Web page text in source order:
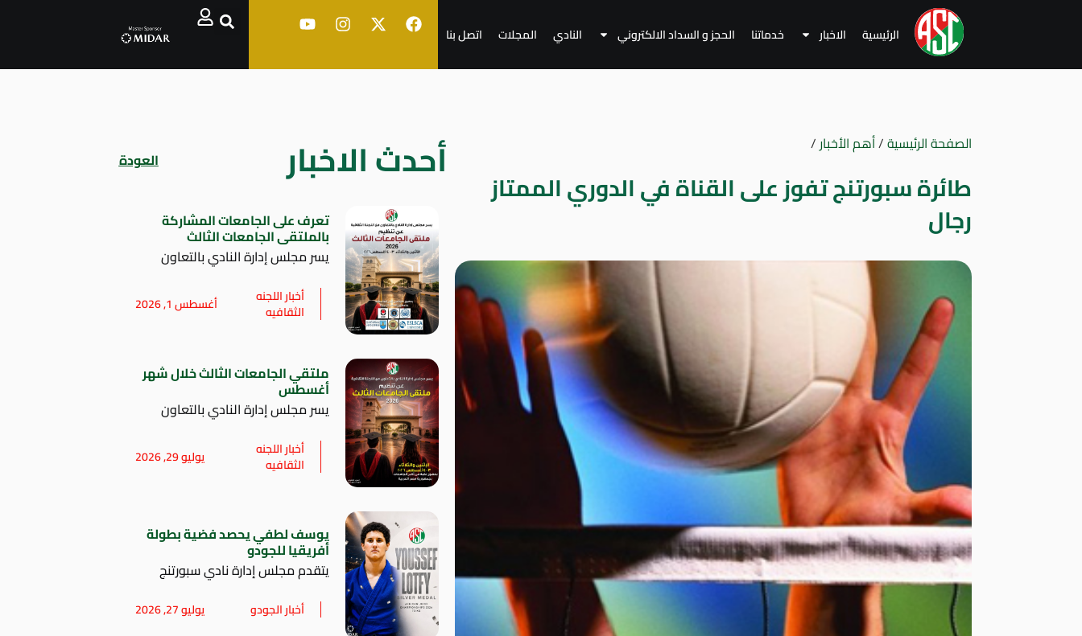
الرئيسية الاخبار خدماتنا الحجز و السداد الالكتروني النادي المجلات اتصل بنا
الصفحة الرئيسية/أهم الأخبار/
طائرة سبورتنج تفوز على القناة في الدوري الممتاز
رجال
أحدث الاخبار العودة
تعرف على الجامعات المشاركة
بالملتقى الجامعات الثالث
يسر مجلس إدارة النادي بالتعاون
أخبار اللجنه
الثقافيه أغسطس 1, 2026
ملتقي الجامعات الثالث خلال شهر
أغسطس
يسر مجلس إدارة النادي بالتعاون
أخبار اللجنه
الثقافيه يوليو 29, 2026
يوسف لطفي يحصد فضية بطولة
أفريقيا للجودو
يتقدم مجلس إدارة نادي سبورتنج
أخبار الجودو يوليو 27, 2026